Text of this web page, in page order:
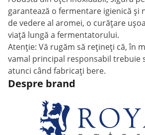
garantează o fermentare igienică și
de vedere al aromei, o curățare
viață lungă a fermentatorului.
Atenție: Vă rugăm să rețineți că, în
vamal principal responsabil trebuie
atunci când fabricați bere.
Despre brand